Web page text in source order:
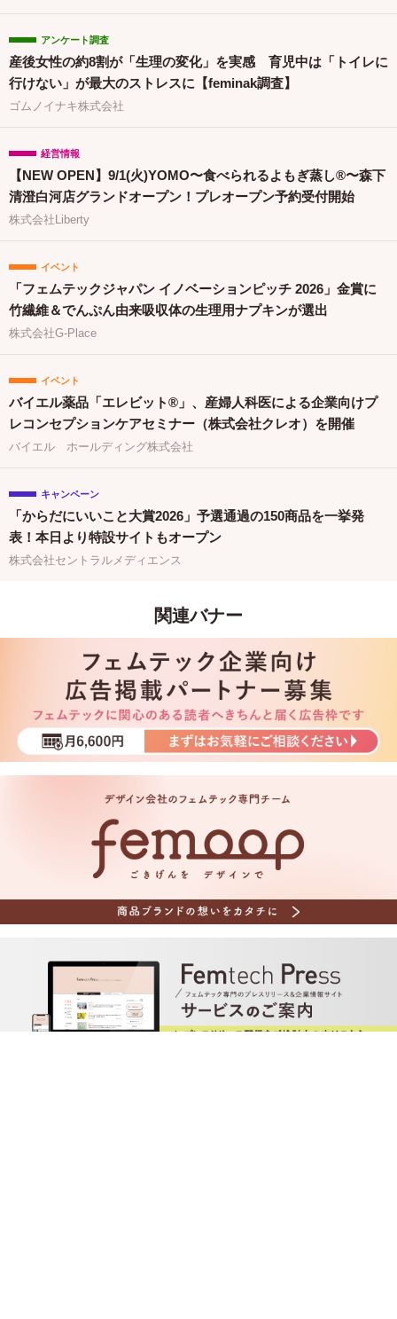
アンケート調査
産後女性の約8割が「生理の変化」を実感 育児中は「トイレに
行けない」が最大のストレスに【feminak調査】
ゴムノイナキ株式会社
経営情報
【NEW OPEN】9/1(火)YOMO〜食べられるよもぎ蒸し®〜森下
清澄白河店グランドオープン！プレオープン予約受付開始
株式会社Liberty
イベント
「フェムテックジャパン イノベーションピッチ 2026」金賞に
竹繊維＆でんぷん由来吸収体の生理用ナプキンが選出
株式会社G-Place
イベント
バイエル薬品「エレビット®」、産婦人科医による企業向けプ
レコンセプションケアセミナー（株式会社クレオ）を開催
バイエル ホールディング株式会社
キャンペーン
「からだにいいこと大賞2026」予選通過の150商品を一挙発
表！本日より特設サイトもオープン
株式会社セントラルメディエンス
関連バナー